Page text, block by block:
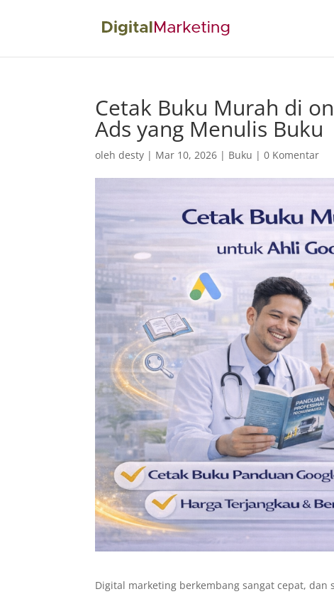
Cetak Buku Murah di
Ads yang Menulis Buku
olehdesty | Mar 10, 2026 | Buku |0 Komentar
Digital marketing berkembang sangat cepat,